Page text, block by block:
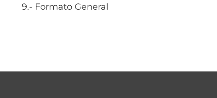
9.- Formato General